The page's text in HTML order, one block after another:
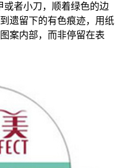
或者小刀，顺着绿色的边
遗留下的有色痕迹，用纸
案内部，而非停留在表